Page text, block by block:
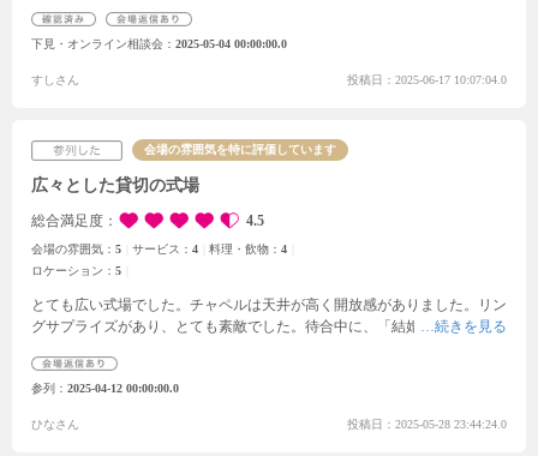
した。お花もおそらく当日着ていた服からイメージして作っていただいた
と思うのですが、好みの色ドンピシャでした。ドライフラワーにして部屋
事が好きなんだろうなぁという感じで、キラキラした表情で案内してくだ
下見・オンライン相談会 2025-05-04 00:00:00.0
すしさん 投稿日：2025-06-17 10:07:04.0
会場の雰囲気を特に評価しています
広々とした貸切の式場
総合満足度 4.5
会場の雰囲気： 5 サービス： 4 料理・飲物： 4
ロケーション： 5
とても広い式場でした。 チャペルは天井が高く開放感がありました。
リン
グサプライズがあり、とても素敵でした。 待合中に、「結婚証明書お済み
た。
参列 2025-04-12 00:00:00.0
ひなさん 投稿日：2025-05-28 23:44:24.0